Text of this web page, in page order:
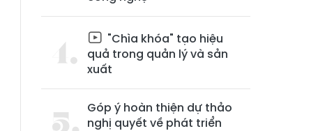
"Chìa khóa" tạo hiệu
quả trong quản lý và sản
xuất
Góp ý hoàn thiện dự thảo
nghị quyết về phát triển